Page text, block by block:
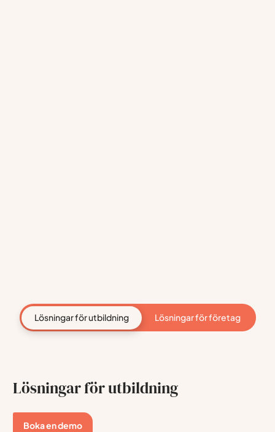
Lösningar för utbildning Lösningar för företag
Lösningar för utbildning
Boka en demo